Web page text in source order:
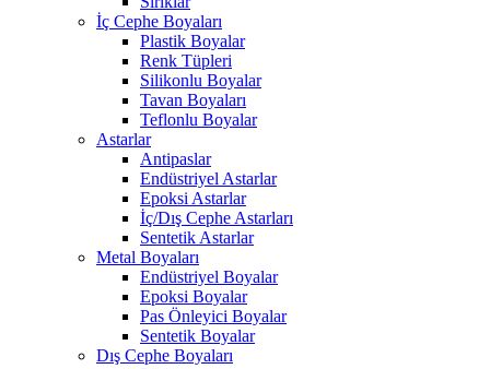
İç Cephe Boyaları
Plastik Boyalar
Renk Tüpleri
Silikonlu Boyalar
Tavan Boyaları
Teflonlu Boyalar
Astarlar
Antipaslar
Endüstriyel Astarlar
Epoksi Astarlar
İç/Dış Cephe Astarları
Sentetik Astarlar
Metal Boyaları
Endüstriyel Boyalar
Epoksi Boyalar
Pas Önleyici Boyalar
Sentetik Boyalar
Dış Cephe Boyaları